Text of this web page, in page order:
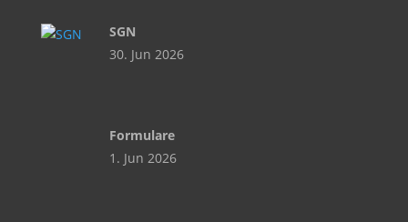
SGN
30. Jun 2026
Formulare
1. Jun 2026